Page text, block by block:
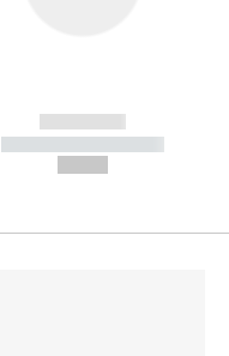
------------
----------- -----------